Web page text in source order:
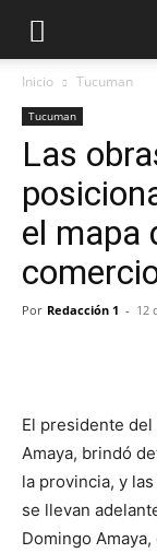
Inicio Tucuman
Tucuman
Las
el mapa
Por Redacción 1 - 12
El presidente del
Amaya, brindó
la provincia, y
se llevan
Domingo